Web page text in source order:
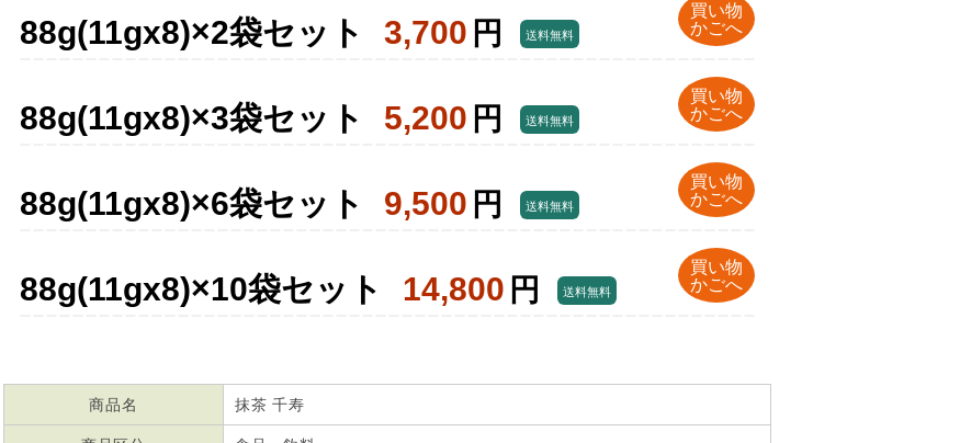
88g(11gx8)×2袋セット 3,700円
買い物
かごへ
送料無料
88g(11gx8)×3袋セット 5,200円
買い物
かごへ
送料無料
88g(11gx8)×6袋セット 9,500円
買い物
かごへ
送料無料
88g(11gx8)×10袋セット 14,800円
買い物
かごへ
送料無料
商品名 抹茶 千寿